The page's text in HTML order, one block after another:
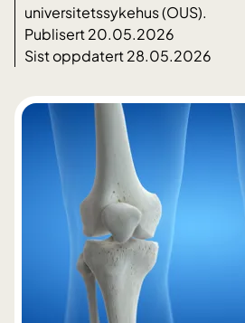
universitetssykehus (OUS).
Publisert 20.05.2026
Sist oppdatert 28.05.2026